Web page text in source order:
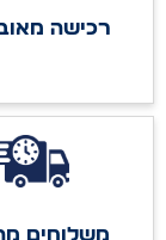
רכישה
משלוחים